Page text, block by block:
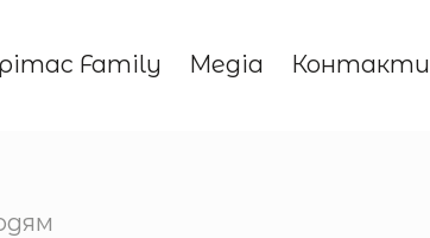
Family Медіа Контакти